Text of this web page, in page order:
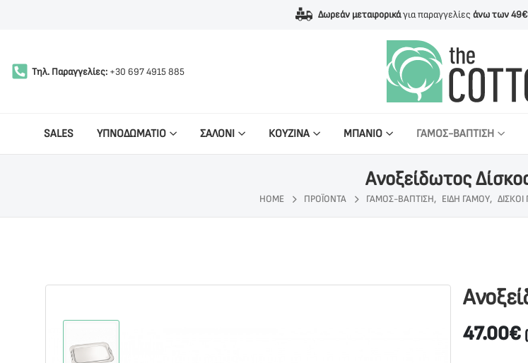
Δωρεάν μεταφορικάγια παραγγελίες άνω των 49€
Τηλ. Παραγγελίες: +30 697 4915 885
SALES ΥΠΝΟΔΩΜΑΤΙΟ ΣΑΛΟΝΙ ΚΟΥΖΙΝΑ ΜΠΑΝΙΟ ΓΑΜΟΣ-ΒΑΠΤΙΣΗ
Ανοξείδωτος
HOME ΠΡΟΪΌΝΤΑ ΓΆΜΟΣ-ΒΆΠΤΙΣΗ, ΕΊΔΗ ΓΆΜΟΥ,
47.00€